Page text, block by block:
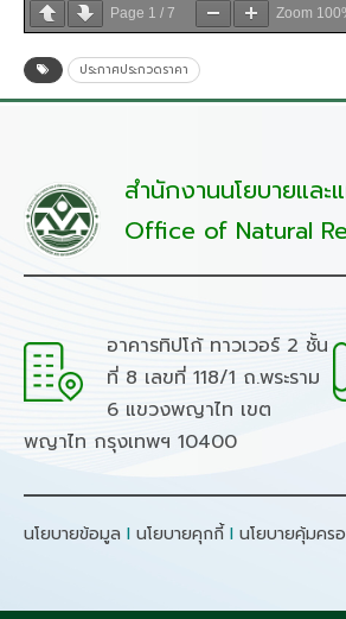
Page 1 / 7 Zoom
ประกาศประกวดราคา
สำนักงานนโยบายแล
Office of Natural
อาคารทิปโก้ ทาวเวอร์ 2 ชั้น
ที่ 8 เลขที่ 118/1 ถ.พระราม
6 แขวงพญาไท เขต
พญาไท กรุงเทพฯ 10400
นโยบายข้อมูล I นโยบายคุกกี้ I นโยบายคุ้มค